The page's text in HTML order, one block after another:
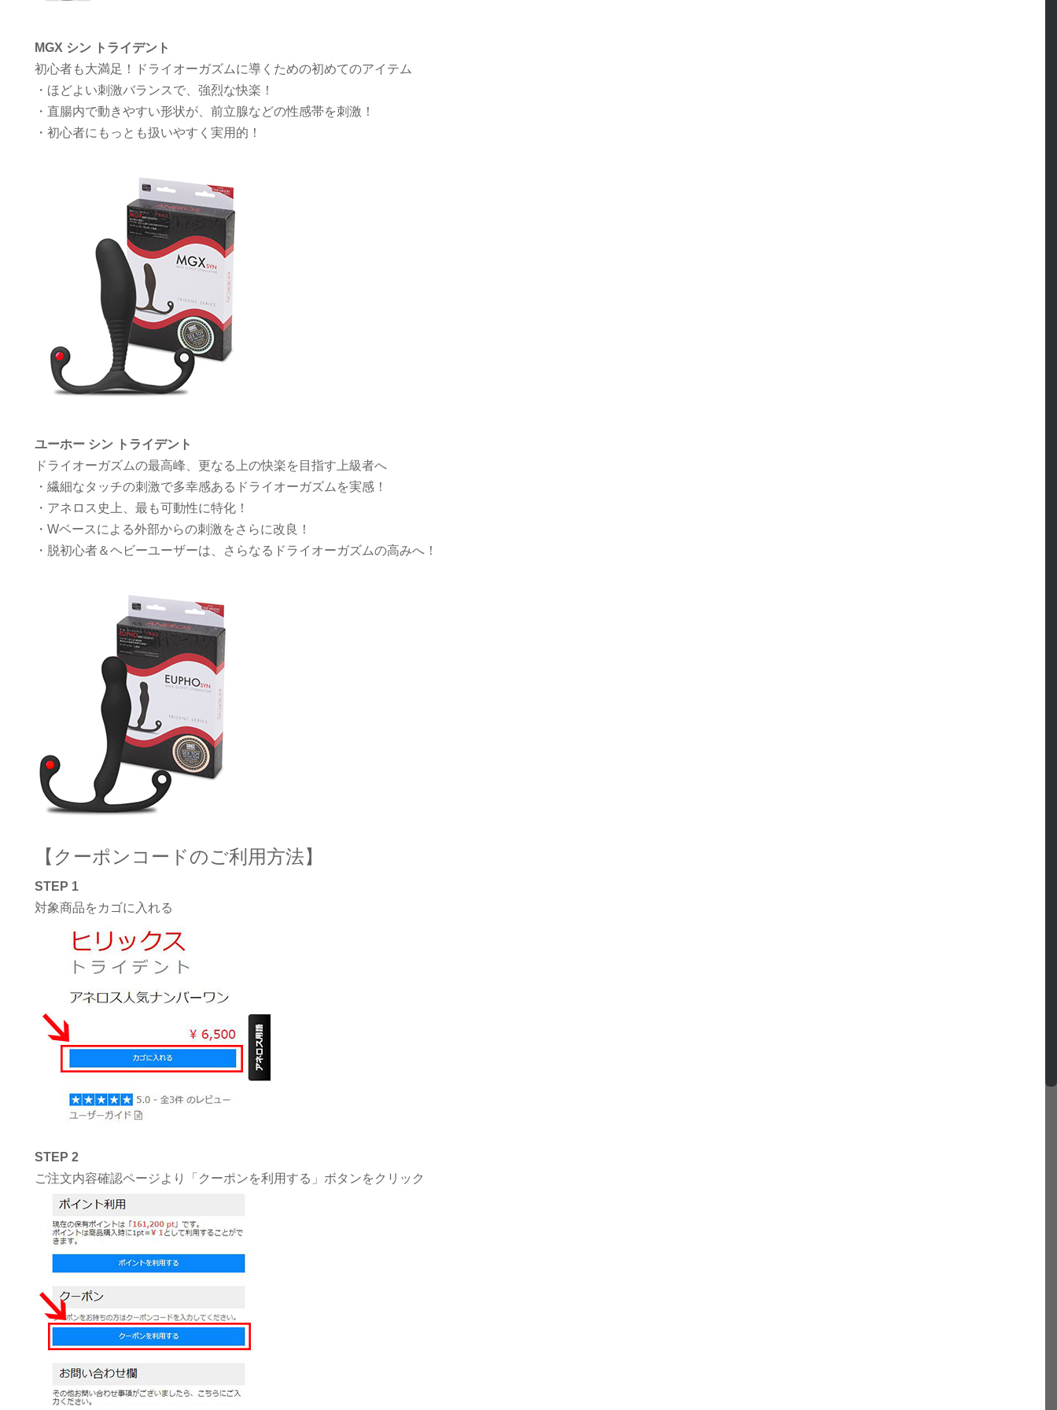
MGX シン トライデント
初心者も大満足！ドライオーガズムに導くための初めてのアイテム
・ほどよい刺激バランスで、強烈な快楽！
・直腸内で動きやすい形状が、前立腺などの性感帯を刺激！
・初心者にもっとも扱いやすく実用的！
ユーホー シン トライデント
ドライオーガズムの最高峰、更なる上の快楽を目指す上級者へ
・繊細なタッチの刺激で多幸感あるドライオーガズムを実感！
・アネロス史上、最も可動性に特化！
・Wベースによる外部からの刺激をさらに改良！
・脱初心者＆ヘビーユーザーは、さらなるドライオーガズムの高みへ！
【クーポンコードのご利用方法】
STEP 1
対象商品をカゴに入れる
STEP 2
ご注文内容確認ページより「クーポンを利用する」ボタンをクリック